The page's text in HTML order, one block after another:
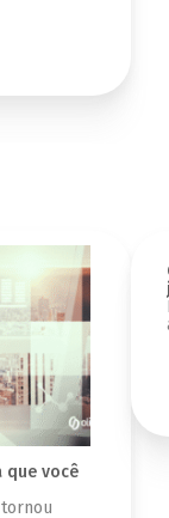
poucos.
começam
de
que você